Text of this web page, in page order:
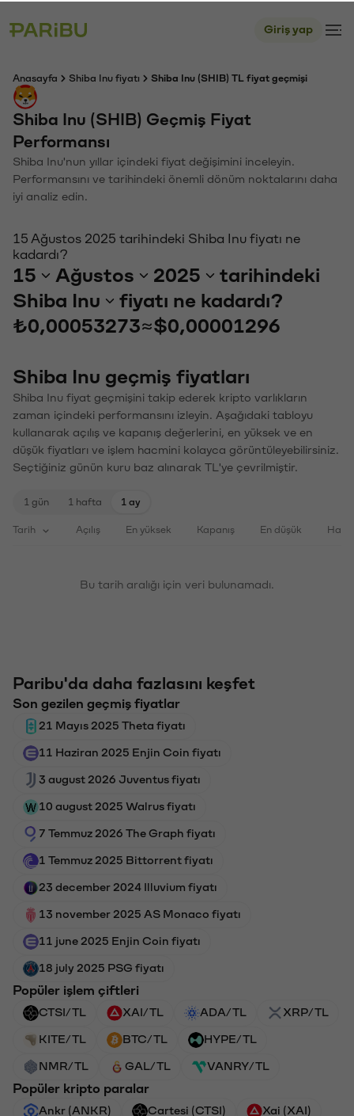
Giriş yap
Anasayfa Shiba Inu fiyatı Shiba Inu (SHIB) TL fiyat geçmişi
Shiba Inu (SHIB) Geçmiş Fiyat
Performansı
Shiba Inu'nun yıllar içindeki fiyat değişimini inceleyin.
Performansını ve tarihindeki önemli dönüm noktalarını daha
iyi analiz edin.
15 Ağustos 2025 tarihindeki Shiba Inu fiyatı ne
kadardı?
15 Ağustos 2025
tarihindeki
Shiba Inu
fiyatı ne kadardı?
₺0,00053273≈$0,00001296
Shiba Inu geçmiş fiyatları
Shiba Inu fiyat geçmişini takip ederek kripto varlıkların
zaman içindeki performansını izleyin. Aşağıdaki tabloyu
kullanarak açılış ve kapanış değerlerini, en yüksek ve en
düşük fiyatları ve işlem hacmini kolayca görüntüleyebilirsiniz.
Seçtiğiniz günün kuru baz alınarak TL'ye çevrilmiştir.
1 gün 1 hafta 1 ay
Tarih Açılış En yüksek Kapanış En düşük
Bu tarih aralığı için veri bulunamadı.
Paribu'da daha fazlasını keşfet
Son gezilen geçmiş fiyatlar
21 Mayıs 2025 Theta fiyatı
11 Haziran 2025 Enjin Coin fiyatı
3 august 2026 Juventus fiyatı
10 august 2025 Walrus fiyatı
7 Temmuz 2026 The Graph fiyatı
1 Temmuz 2025 Bittorrent fiyatı
23 december 2024 Illuvium fiyatı
13 november 2025 AS Monaco fiyatı
11 june 2025 Enjin Coin fiyatı
18 july 2025 PSG fiyatı
Popüler işlem çiftleri
CTSI/TL XAI/TL ADA/TL XRP/TL
KITE/TL BTC/TL HYPE/TL
NMR/TL GAL/TL VANRY/TL
Popüler kripto paralar
Ankr (ANKR) Cartesi (CTSI) Xai (XAI)